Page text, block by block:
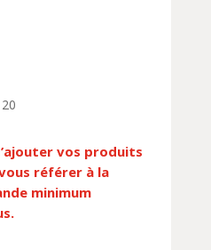
vos produits
référer à la
minimum